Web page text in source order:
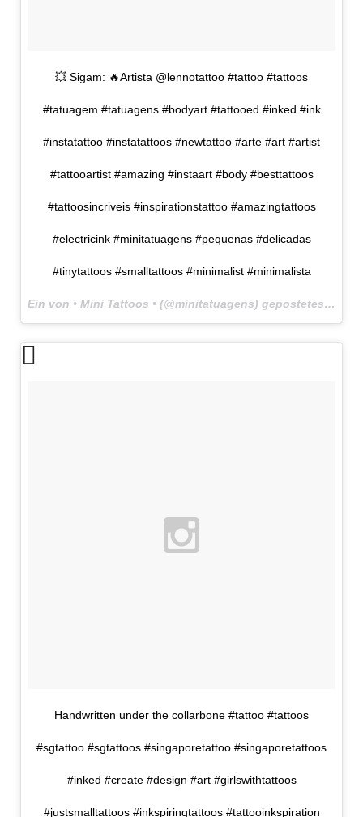
💥 Sigam: 🔥Artista @lennotattoo #tattoo #tattoos
#tatuagem #tatuagens #bodyart #tattooed #inked #ink
#instatattoo #instatattoos #newtattoo #arte #art #artist
#tattooartist #amazing #instaart #body #besttattoos
#tattoosincriveis #inspirationstattoo #amazingtattoos
#electricink #minitatuagens #pequenas #delicadas
#tinytattoos #smalltattoos #minimalist #minimalista
Ein von • Mini Tattoos • (@minitatuagens) gepostetes Foto am
Handwritten under the collarbone #tattoo #tattoos
#sgtattoo #sgtattoos #singaporetattoo #singaporetattoos
#inked #create #design #art #girlswithtattoos
#justsmalltattoos #inkspiringtattoos #tattooinkspiration